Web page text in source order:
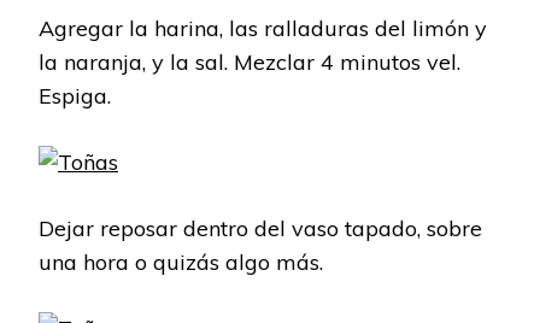
Agregar la harina, las ralladuras del limón y
la naranja, y la sal. Mezclar 4 minutos vel.
Espiga.
Dejar reposar dentro del vaso tapado, sobre
una hora o quizás algo más.